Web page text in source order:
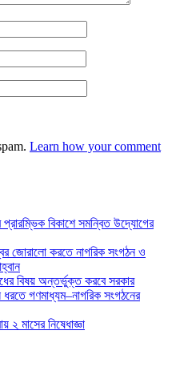
Learn how your comment
বিকাশে সমন্বিত উদ্যোগের
জোরালো করতে নাগরিক সংগঠন ও
বিষয় অন্তর্ভুক্ত করবে সরকার
গণমাধ্যম–নাগরিক সংগঠনের
২ মাসের নিষেধাজ্ঞা